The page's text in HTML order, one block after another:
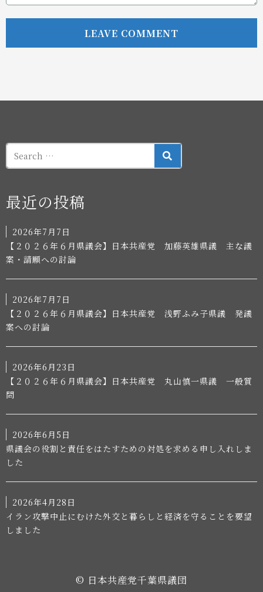
SEARCH
最近の投稿
2026年7月7日
【２０２６年６月県議会】日本共産党 加藤英雄県議 主な議
案・請願への討論
2026年7月7日
【２０２６年６月県議会】日本共産党 浅野ふみ子県議 発議
案への討論
2026年6月23日
【２０２６年６月県議会】日本共産党 丸山慎一県議 一般質
問
2026年6月5日
県議会の役割と責任をはたすための対処を求める申し入れしま
した
2026年4月28日
イラン攻撃中止にむけた外交と暮らしと経済を守ることを要望
しました
© 日本共産党千葉県議団